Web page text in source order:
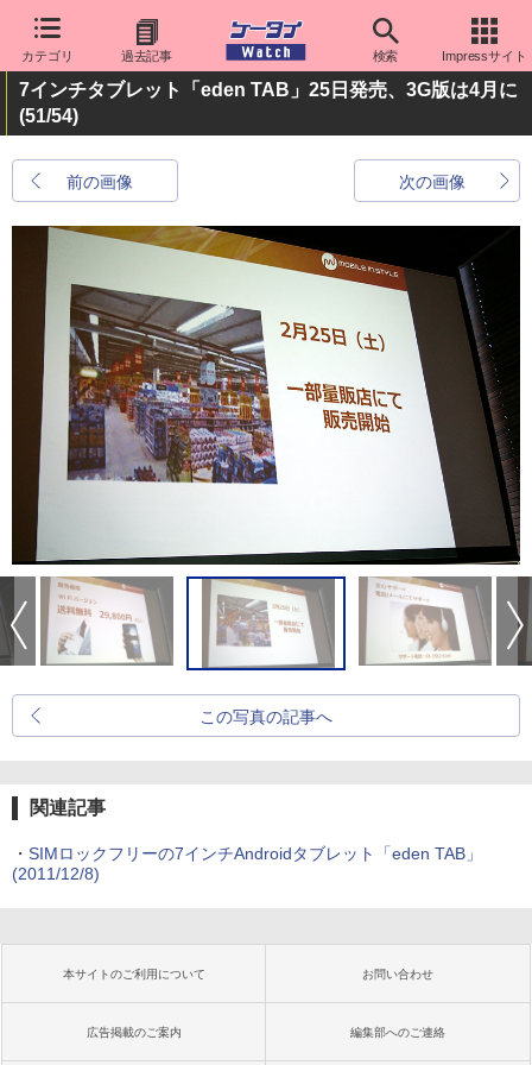
カテゴリ 過去記事 検索 Impressサイト
7インチタブレット「eden TAB」25日発売、3G版は4月に
(51/54)
前の画像 次の画像
この写真の記事へ
関連記事
・ SIMロックフリーの7インチAndroidタブレット「eden TAB」
(2011/12/8)
本サイトのご利用について お問い合わせ
広告掲載のご案内 編集部へのご連絡